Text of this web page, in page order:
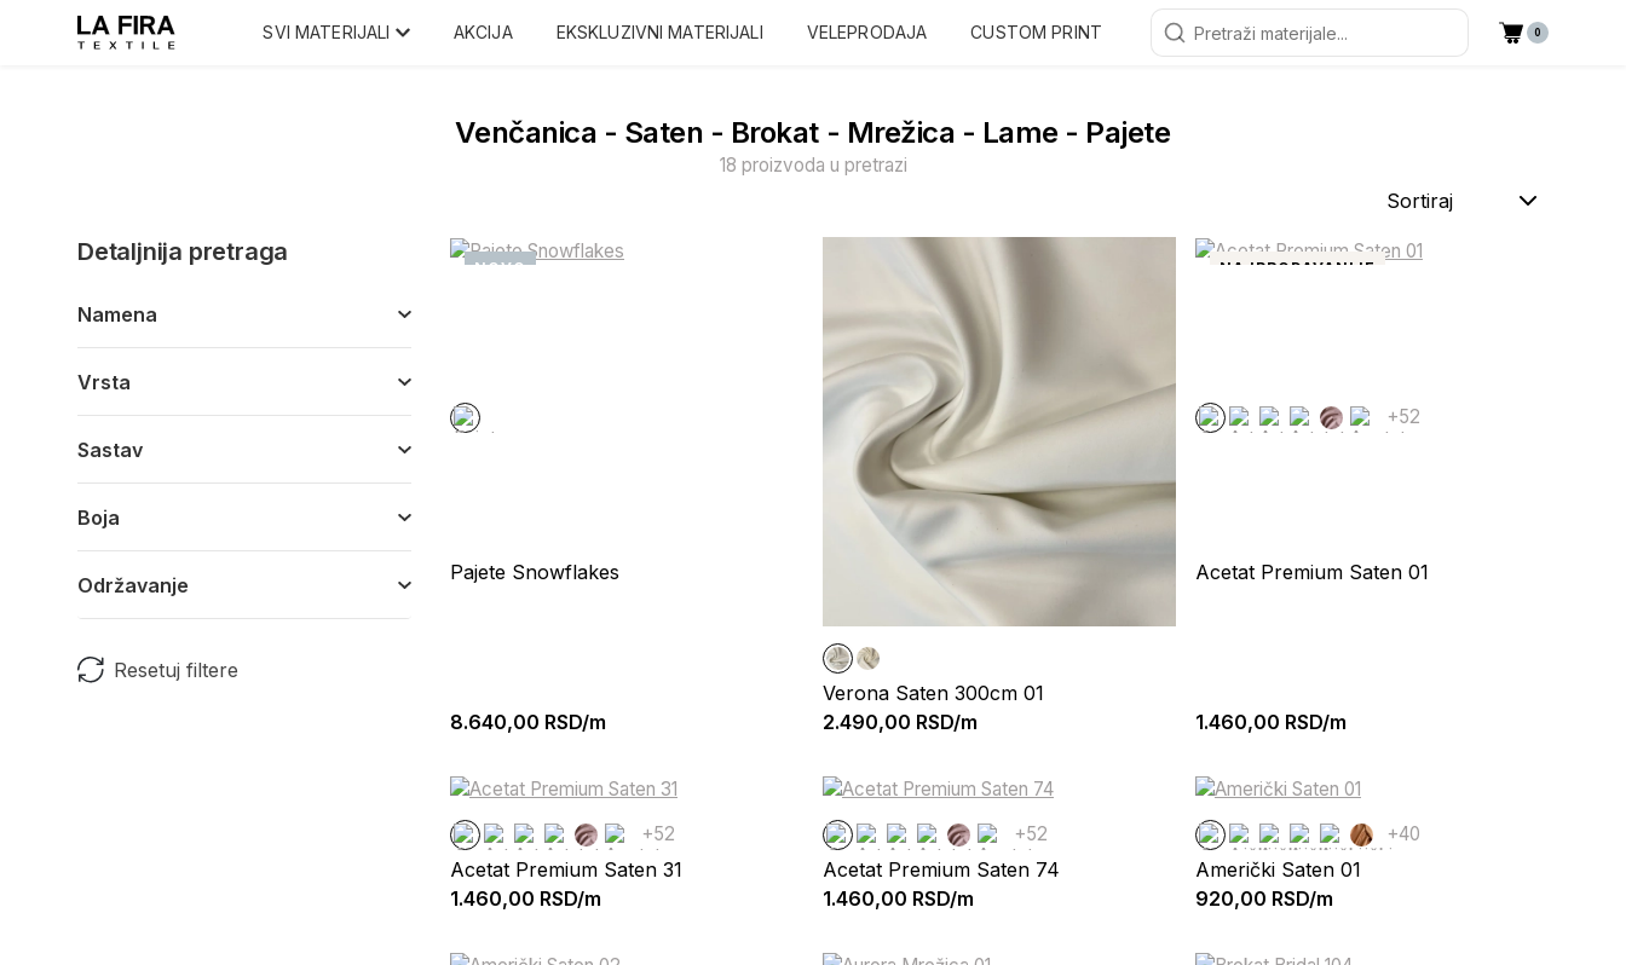
SVI MATERIJALI AKCIJA EKSKLUZIVNI MATERIJALI VELEPRODAJA CUSTOM PRINT 0
Venčanica - Saten - Brokat - Mrežica - Lame - Pajete
18 proizvoda u pretrazi
Sortiraj
Detaljnija pretraga
Namena
Vrsta
Sastav
Boja
Održavanje
Resetuj filtere
NOVO
Pajete Snowflakes
8.640,00 RSD/m
Verona Saten 300cm 01
2.490,00 RSD/m
NAJPRODAVANIJE
+52
Acetat Premium Saten 01
1.460,00 RSD/m
+52
Acetat Premium Saten 31
1.460,00 RSD/m
+52
Acetat Premium Saten 74
1.460,00 RSD/m
+40
Američki Saten 01
920,00 RSD/m